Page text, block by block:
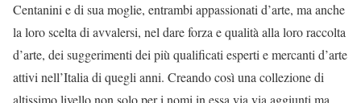
Centanini e di sua moglie, entrambi appassionati d’arte, ma anche
la loro scelta di avvalersi, nel dare forza e qualità alla loro raccolta
d’arte, dei suggerimenti dei più qualificati esperti e mercanti d’arte
attivi nell’Italia di quegli anni. Creando così una collezione di
altissimo livello non solo per i nomi in essa via via aggiunti ma